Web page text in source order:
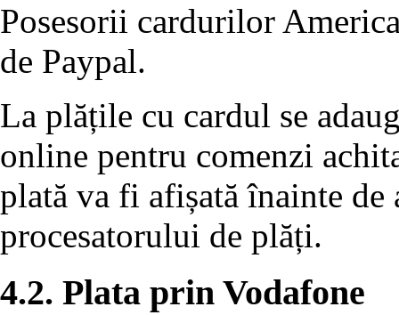
Posesorii cardurilor
de Paypal.
La plățile cu cardul se
online pentru comenzi
plată va fi afișată înainte
procesatorului de plăți.
4.2. Plata prin Vodafone